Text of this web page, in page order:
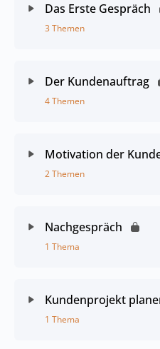
Das Erste Gespräch
3 Themen
Der Kundenauftrag
4 Themen
Motivation der
2 Themen
Nachgespräch
1 Thema
Kundenprojekt
1 Thema